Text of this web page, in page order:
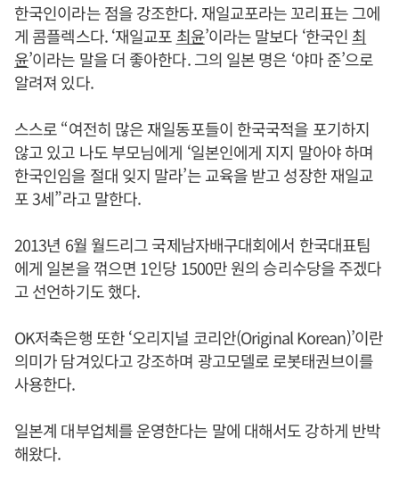
한국인이라는 점을 강조한다. 재일교포라는 꼬리표는 그에
게 콤플렉스다. ‘재일교포 최윤’이라는 말보다 ‘한국인 최
윤’이라는 말을 더 좋아한다. 그의 일본 명은 ‘야마 준’으로
알려져 있다.
스스로 “여전히 많은 재일동포들이 한국국적을 포기하지
않고 있고 나도 부모님에게 ‘일본인에게 지지 말아야 하며
한국인임을 절대 잊지 말라’는 교육을 받고 성장한 재일교
포 3세”라고 말한다.
2013년 6월 월드리그 국제남자배구대회에서 한국대표팀
에게 일본을 꺾으면 1인당 1500만 원의 승리수당을 주겠다
고 선언하기도 했다.
OK저축은행 또한 ‘오리지널 코리안(Original Korean)’이란
의미가 담겨있다고 강조하며 광고모델로 로봇태권브이를
사용한다.
일본계 대부업체를 운영한다는 말에 대해서도 강하게 반박
해왔다.